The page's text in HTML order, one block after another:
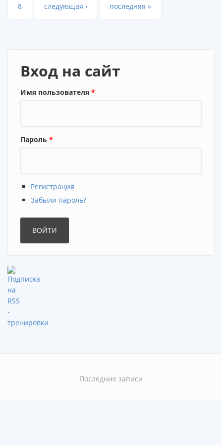
8 следующая › последняя »
Вход на сайт
Имя пользователя *
Пароль *
Регистрация
Забыли пароль?
Последние записи